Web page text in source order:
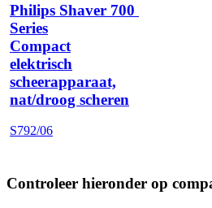
Philips Shaver 700
Series
Compact
elektrisch
scheerapparaat,
nat/droog scheren
S792/06
Controleer hieronder op